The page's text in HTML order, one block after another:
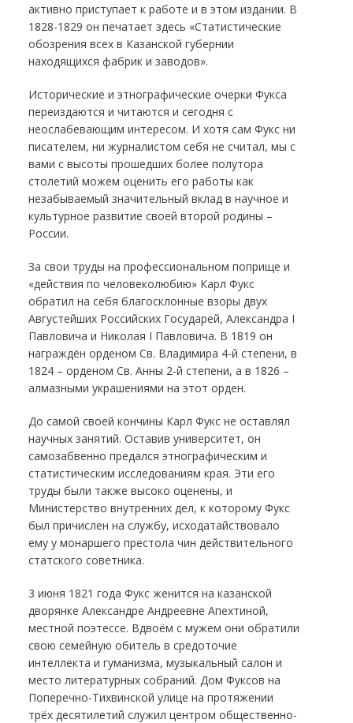
активно приступает к работе и в этом издании. В
1828-1829 он печатает здесь «Статистические
обозрения всех в Казанской губернии
находящихся фабрик и заводов».
Исторические и этнографические очерки Фукса
переиздаются и читаются и сегодня с
неослабевающим интересом. И хотя сам Фукс ни
писателем, ни журналистом себя не считал, мы с
вами с высоты прошедших более полутора
столетий можем оценить его работы как
незабываемый значительный вклад в научное и
культурное развитие своей второй родины –
России.
За свои труды на профессиональном поприще и
«действия по человеколюбию» Карл Фукс
обратил на себя благосклонные взоры двух
Августейших Российских Государей, Александра I
Павловича и Николая I Павловича. В 1819 он
награждён орденом Св. Владимира 4-й степени, в
1824 – орденом Св. Анны 2-й степени, а в 1826 –
алмазными украшениями на этот орден.
До самой своей кончины Карл Фукс не оставлял
научных занятий. Оставив университет, он
самозабвенно предался этнографическим и
статистическим исследованиям края. Эти его
труды были также высоко оценены, и
Министерство внутренних дел, к которому Фукс
был причислен на службу, исходатайствовало
ему у монаршего престола чин действительного
статского советника.
3 июня 1821 года Фукс женится на казанской
дворянке Александре Андреевне Апехтиной,
местной поэтессе. Вдвоём с мужем они обратили
свою семейную обитель в средоточие
интеллекта и гуманизма, музыкальный салон и
место литературных собраний. Дом Фуксов на
Поперечно-Тихвинской улице на протяжении
трёх десятилетий служил центром общественно-